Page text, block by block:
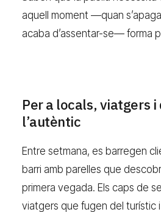
aquell moment —quan s’apaga
acaba d’assentar-se— forma
Per a locals, viatgers i
l’autèntic
Entre setmana, es barregen
barri amb parelles que
primera vegada. Els caps de
viatgers que fugen del turístic